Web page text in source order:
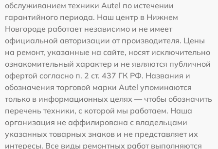
обслуживанием техники Autel по истечении
гарантийного периода. Наш центр в Нижнем
Новгороде работает независимо и не имеет
официальной авторизации от производителя. Цены
на ремонт, указанные на сайте, носят исключительно
ознакомительный характер и не являются публичной
офертой согласно п. 2 ст. 437 ГК РФ. Названия и
обозначения торговой марки Autel упоминаются
только в информационных целях — чтобы обозначить
перечень техники, с которой мы работаем. Наша
организация не аффилирована с владельцами
указанных товарных знаков и не представляет их
интересы. Все виды ремонтных работ выполняются